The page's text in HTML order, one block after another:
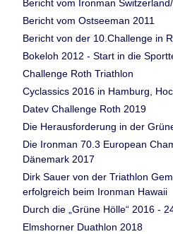
Bericht vom Ironman
Bericht vom Ostseeman 2011
Bericht von der 10.Challenge in
Bokeloh 2012 - Start in die
Challenge Roth Triathlon
Cyclassics 2016 in Hamburg,
Datev Challenge Roth 2019
Die Herausforderung in der
Die Ironman 70.3 European
Dänemark 2017
Dirk Sauer von der Triathlon
erfolgreich beim Ironman Hawaii
Durch die „Grüne Hölle“ 2016 -
Elmshorner Duathlon 2018